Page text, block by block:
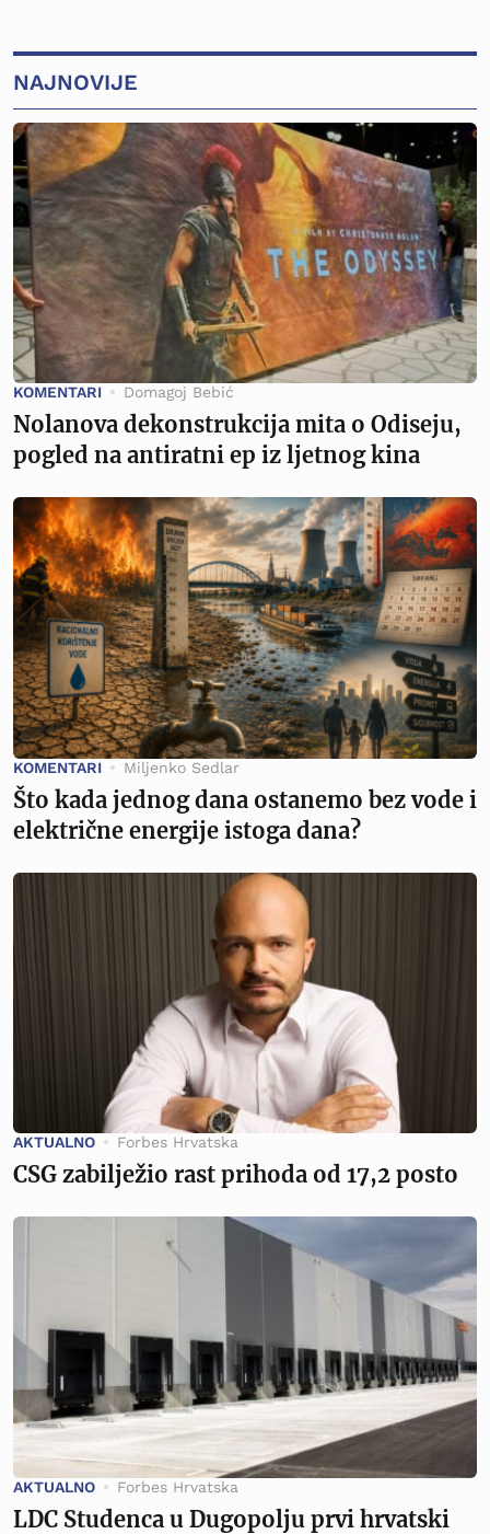
NAJNOVIJE
KOMENTARI Domagoj Bebić
Nolanova dekonstrukcija mita o Odiseju,
pogled na antiratni ep iz ljetnog kina
KOMENTARI Miljenko Sedlar
Što kada jednog dana ostanemo bez vode i
električne energije istoga dana?
AKTUALNO Forbes Hrvatska
CSG zabilježio rast prihoda od 17,2 posto
AKTUALNO Forbes Hrvatska
LDC Studenca u Dugopolju prvi hrvatski